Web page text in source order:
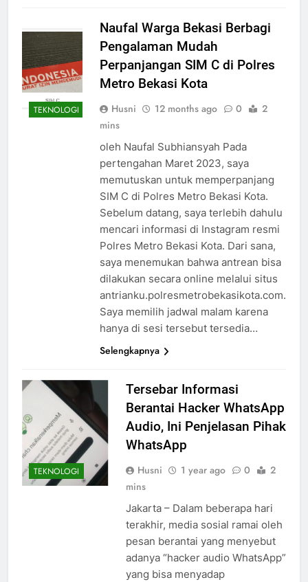
TEKNOLOGI
Naufal Warga Bekasi Berbagi
Pengalaman Mudah
Perpanjangan SIM C di Polres
Metro Bekasi Kota
Husni 12 months ago 0
2
mins
oleh Naufal Subhiansyah Pada
pertengahan Maret 2023, saya
memutuskan untuk memperpanjang
SIM C di Polres Metro Bekasi Kota.
Sebelum datang, saya terlebih dahulu
mencari informasi di Instagram resmi
Polres Metro Bekasi Kota. Dari sana,
saya menemukan bahwa antrean bisa
dilakukan secara online melalui situs
antrianku.polresmetrobekasikota.com.
Saya memilih jadwal malam karena
hanya di sesi tersebut tersedia…
Selengkapnya
TEKNOLOGI
Tersebar Informasi
Berantai Hacker WhatsApp
Audio, Ini Penjelasan Pihak
WhatsApp
Husni 1 year ago 0
2
mins
Jakarta – Dalam beberapa hari
terakhir, media sosial ramai oleh
pesan berantai yang menyebut
adanya “hacker audio WhatsApp”
yang bisa menyadap